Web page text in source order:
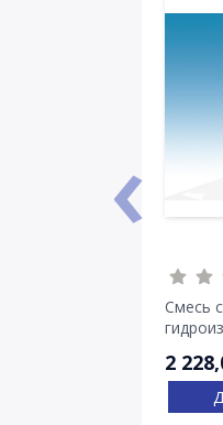
Смесь
2
‹